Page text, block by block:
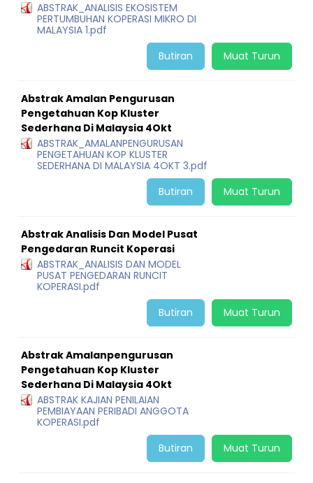
ABSTRAK_ANALISIS EKOSISTEM
PERTUMBUHAN KOPERASI MIKRO DI
MALAYSIA 1.pdf
Muat Turun
Butiran
Abstrak Amalan Pengurusan
Pengetahuan Kop Kluster
Sederhana Di Malaysia 4Okt
ABSTRAK_AMALANPENGURUSAN
PENGETAHUAN KOP KLUSTER
SEDERHANA DI MALAYSIA 4OKT 3.pdf
Muat Turun
Butiran
Abstrak Analisis Dan Model Pusat
Pengedaran Runcit Koperasi
ABSTRAK_ANALISIS DAN MODEL
PUSAT PENGEDARAN RUNCIT
KOPERASI.pdf
Muat Turun
Butiran
Abstrak Amalanpengurusan
Pengetahuan Kop Kluster
Sederhana Di Malaysia 4Okt
ABSTRAK KAJIAN PENILAIAN
PEMBIAYAAN PERIBADI ANGGOTA
KOPERASI.pdf
Muat Turun
Butiran